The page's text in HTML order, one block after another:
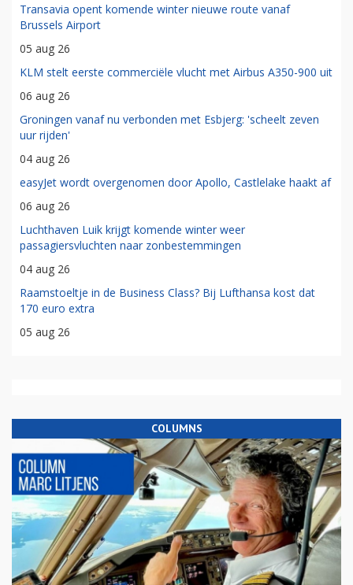
Transavia opent komende winter nieuwe route vanaf
Brussels Airport
05 aug 26
KLM stelt eerste commerciële vlucht met Airbus A350-900 uit
06 aug 26
Groningen vanaf nu verbonden met Esbjerg: 'scheelt zeven
uur rijden'
04 aug 26
easyJet wordt overgenomen door Apollo, Castlelake haakt af
06 aug 26
Luchthaven Luik krijgt komende winter weer
passagiersvluchten naar zonbestemmingen
04 aug 26
Raamstoeltje in de Business Class? Bij Lufthansa kost dat
170 euro extra
05 aug 26
COLUMNS